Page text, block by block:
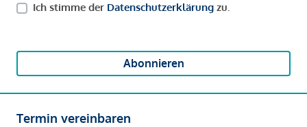
Ich stimme der Datenschutzerklärung zu.
Abonnieren
Termin vereinbaren